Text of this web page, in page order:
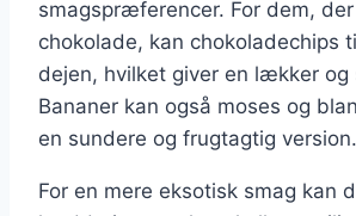
smagspræferencer. For dem,
chokolade, kan chokoladechips
dejen, hvilket giver en lækker og
Bananer kan også moses og
en sundere og frugtagtig version.
For en mere eksotisk smag kan